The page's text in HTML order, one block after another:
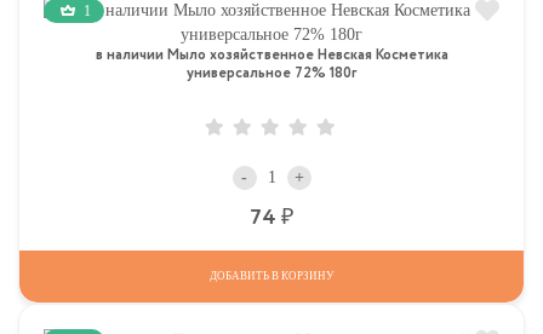
1
в наличии Мыло хозяйственное Невская Косметика
универсальное 72% 180г
- +
74
ДОБАВИТЬ В КОРЗИНУ